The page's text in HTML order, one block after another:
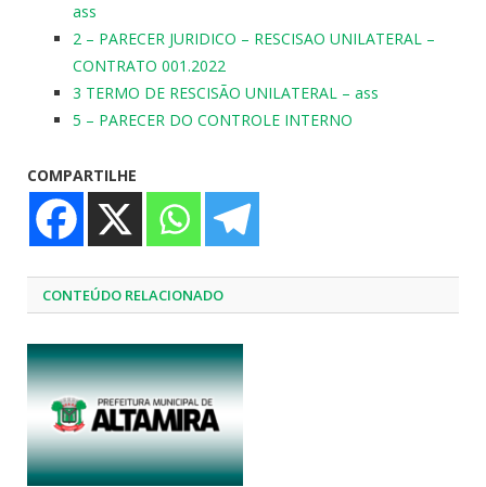
ass
2 – PARECER JURIDICO – RESCISAO UNILATERAL –
CONTRATO 001.2022
3 TERMO DE RESCISÃO UNILATERAL – ass
5 – PARECER DO CONTROLE INTERNO
COMPARTILHE
CONTEÚDO RELACIONADO